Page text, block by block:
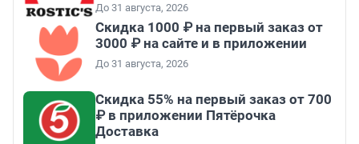
До 31 августа, 2026
Скидка 1000 ₽ на первый заказ от
3000 ₽ на сайте и в приложении
До 31 августа, 2026
Скидка 55% на первый заказ от 700
₽ в приложении Пятёрочка
Доставка